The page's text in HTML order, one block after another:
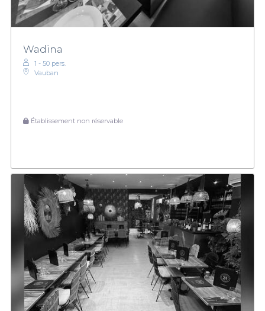
Wadina
1 - 50 pers.
Vauban
Établissement non réservable